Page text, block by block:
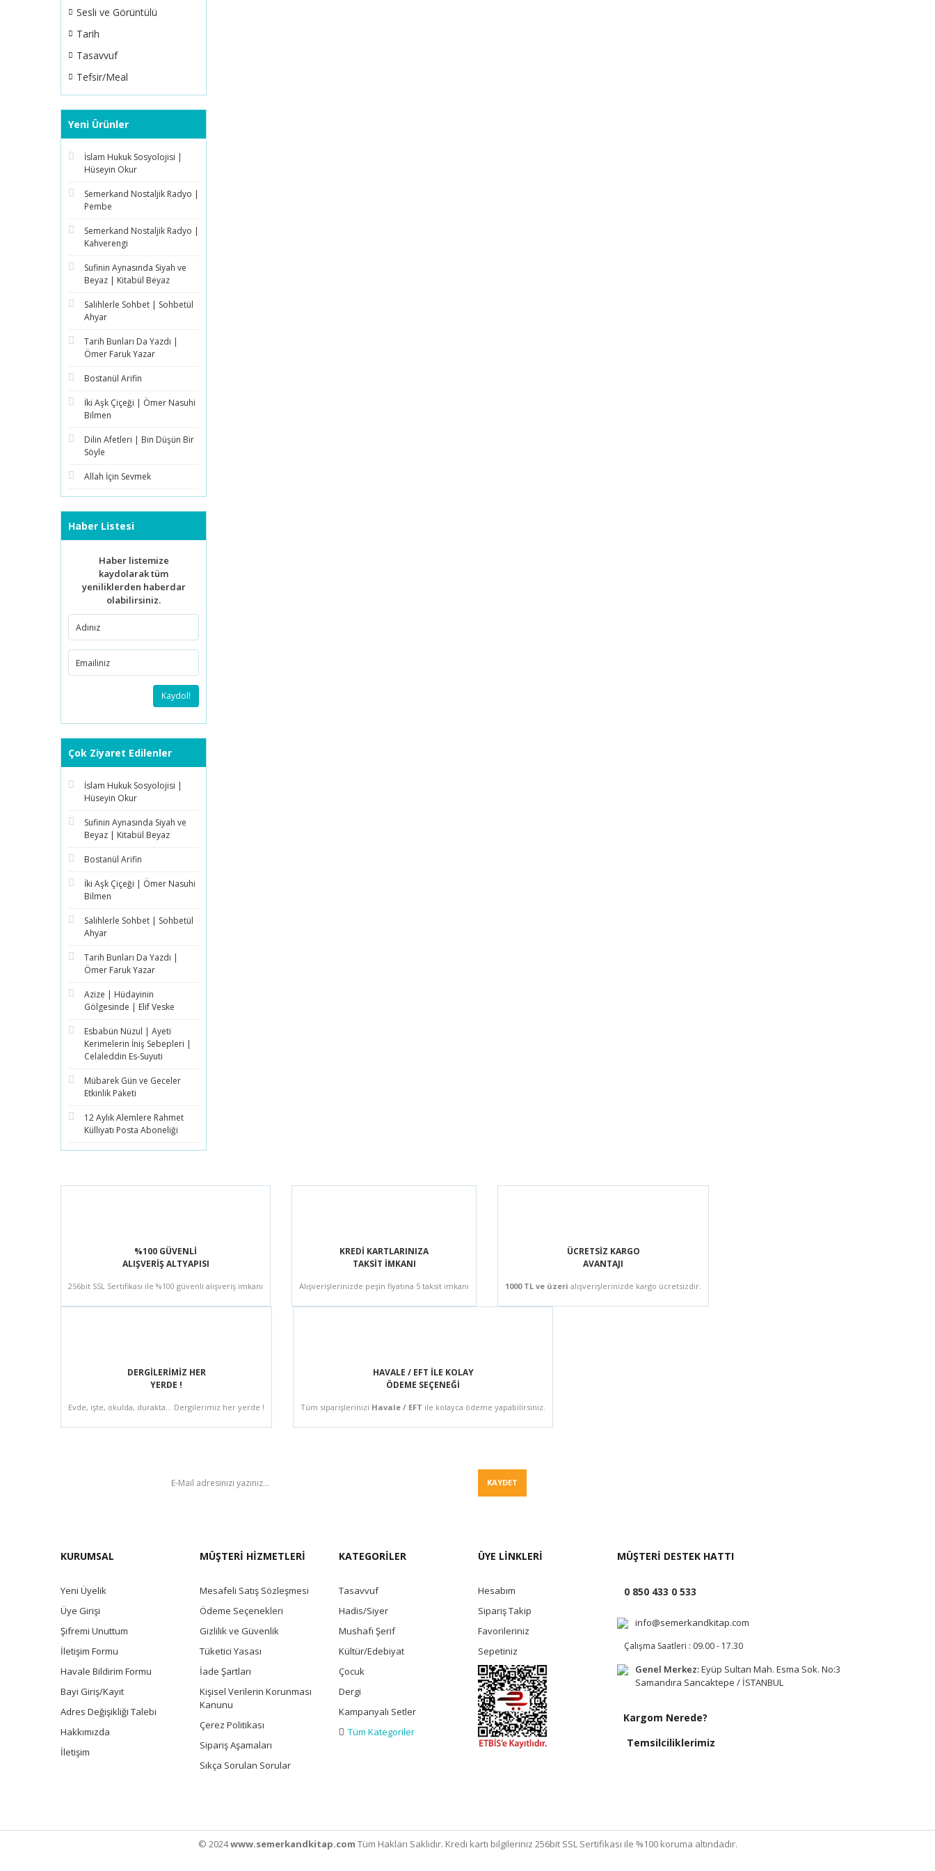
Sesli ve Görüntülü
Tarih
Tasavvuf
Tefsir/Meal
Yeni Ürünler
İslam Hukuk Sosyolojisi |
Hüseyin Okur
Semerkand Nostaljik Radyo |
Pembe
Semerkand Nostaljik Radyo |
Kahverengi
Sufinin Aynasında Siyah ve
Beyaz | Kitabül Beyaz
Salihlerle Sohbet | Sohbetül
Ahyar
Tarih Bunları Da Yazdı |
Ömer Faruk Yazar
Bostanül Arifin
İki Aşk Çiçeği | Ömer Nasuhi
Bilmen
Dilin Afetleri | Bin Düşün Bir
Söyle
Allah İçin Sevmek
Haber Listesi
Haber listemize
kaydolarak tüm
yeniliklerden haberdar
olabilirsiniz.
Kaydol!
Çok Ziyaret Edilenler
İslam Hukuk Sosyolojisi |
Hüseyin Okur
Sufinin Aynasında Siyah ve
Beyaz | Kitabül Beyaz
Bostanül Arifin
İki Aşk Çiçeği | Ömer Nasuhi
Bilmen
Salihlerle Sohbet | Sohbetül
Ahyar
Tarih Bunları Da Yazdı |
Ömer Faruk Yazar
Azize | Hüdayinin
Gölgesinde | Elif Veske
Esbabün Nüzul | Ayeti
Kerimelerin İniş Sebepleri |
Celaleddin Es-Suyuti
Mübarek Gün ve Geceler
Etkinlik Paketi
12 Aylık Alemlere Rahmet
Külliyatı Posta Aboneliği
%100 GÜVENLİ
ALIŞVERİŞ ALTYAPISI
256bit SSL Sertifikası ile %100 güvenli alışveriş imkanı
KREDİ KARTLARINIZA
TAKSİT İMKANI
Alışverişlerinizde peşin fiyatına 5 taksit imkanı
ÜCRETSİZ KARGO
AVANTAJI
1000 TL ve üzeri alışverişlerinizde kargo ücretsizdir.
DERGİLERİMİZ HER
YERDE !
Evde, işte, okulda, durakta... Dergilerimiz her yerde !
HAVALE / EFT İLE KOLAY
ÖDEME SEÇENEĞİ
Tüm siparişlerinizi Havale / EFT ile kolayca ödeme yapabilirsiniz.
KAYDET
KURUMSAL
Yeni Üyelik
Üye Girişi
Şifremi Unuttum
İletişim Formu
Havale Bildirim Formu
Bayi Giriş/Kayıt
Adres Değişikliği Talebi
Hakkımızda
İletişim
MÜŞTERİ HİZMETLERİ
Mesafeli Satış Sözleşmesi
Ödeme Seçenekleri
Gizlilik ve Güvenlik
Tüketici Yasası
İade Şartları
Kişisel Verilerin Korunması
Kanunu
Çerez Politikası
Sipariş Aşamaları
Sıkça Sorulan Sorular
KATEGORİLER
Tasavvuf
Hadis/Siyer
Mushafı Şerif
Kültür/Edebiyat
Çocuk
Dergi
Kampanyalı Setler
Tüm Kategoriler
ÜYE LİNKLERİ
Hesabım
Sipariş Takip
Favorileriniz
Sepetiniz
MÜŞTERİ DESTEK HATTI
0 850 433 0 533
info@semerkandkitap.com
Çalışma Saatleri : 09.00 - 17.30
Genel Merkez:Eyüp Sultan Mah. Esma Sok. No:3
Samandıra Sancaktepe / İSTANBUL
Kargom Nerede?
Temsilciliklerimiz
© 2024www.semerkandkitap.com Tüm Hakları Saklıdır. Kredi kartı bilgileriniz 256bit SSL Sertifikası ile %100 koruma altındadır.